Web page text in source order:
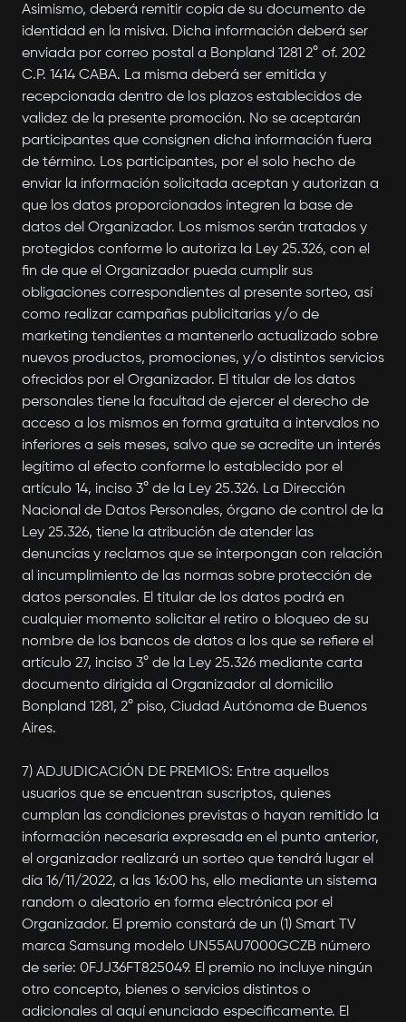
Asimismo, deberá remitir copia de su documento de
identidad en la misiva. Dicha información deberá ser
enviada por correo postal a Bonpland 1281 2° of. 202
C.P. 1414 CABA. La misma deberá ser emitida y
recepcionada dentro de los plazos establecidos de
validez de la presente promoción. No se aceptarán
participantes que consignen dicha información fuera
de término. Los participantes, por el solo hecho de
enviar la información solicitada aceptan y autorizan a
que los datos proporcionados integren la base de
datos del Organizador. Los mismos serán tratados y
protegidos conforme lo autoriza la Ley 25.326, con el
fin de que el Organizador pueda cumplir sus
obligaciones correspondientes al presente sorteo, así
como realizar campañas publicitarias y/o de
marketing tendientes a mantenerlo actualizado sobre
nuevos productos, promociones, y/o distintos servicios
ofrecidos por el Organizador. El titular de los datos
personales tiene la facultad de ejercer el derecho de
acceso a los mismos en forma gratuita a intervalos no
inferiores a seis meses, salvo que se acredite un interés
legítimo al efecto conforme lo establecido por el
artículo 14, inciso 3° de la Ley 25.326. La Dirección
Nacional de Datos Personales, órgano de control de la
Ley 25.326, tiene la atribución de atender las
denuncias y reclamos que se interpongan con relación
al incumplimiento de las normas sobre protección de
datos personales. El titular de los datos podrá en
cualquier momento solicitar el retiro o bloqueo de su
nombre de los bancos de datos a los que se refiere el
artículo 27, inciso 3° de la Ley 25.326 mediante carta
documento dirigida al Organizador al domicilio
Bonpland 1281, 2° piso, Ciudad Autónoma de Buenos
Aires.
7) ADJUDICACIÓN DE PREMIOS: Entre aquellos
usuarios que se encuentran suscriptos, quienes
cumplan las condiciones previstas o hayan remitido la
información necesaria expresada en el punto anterior,
el organizador realizará un sorteo que tendrá lugar el
día 16/11/2022, a las 16:00 hs, ello mediante un sistema
random o aleatorio en forma electrónica por el
Organizador. El premio constará de un (1) Smart TV
marca Samsung modelo UN55AU7000GCZB número
de serie: 0FJJ36FT825049. El premio no incluye ningún
otro concepto, bienes o servicios distintos o
adicionales al aquí enunciado específicamente. El